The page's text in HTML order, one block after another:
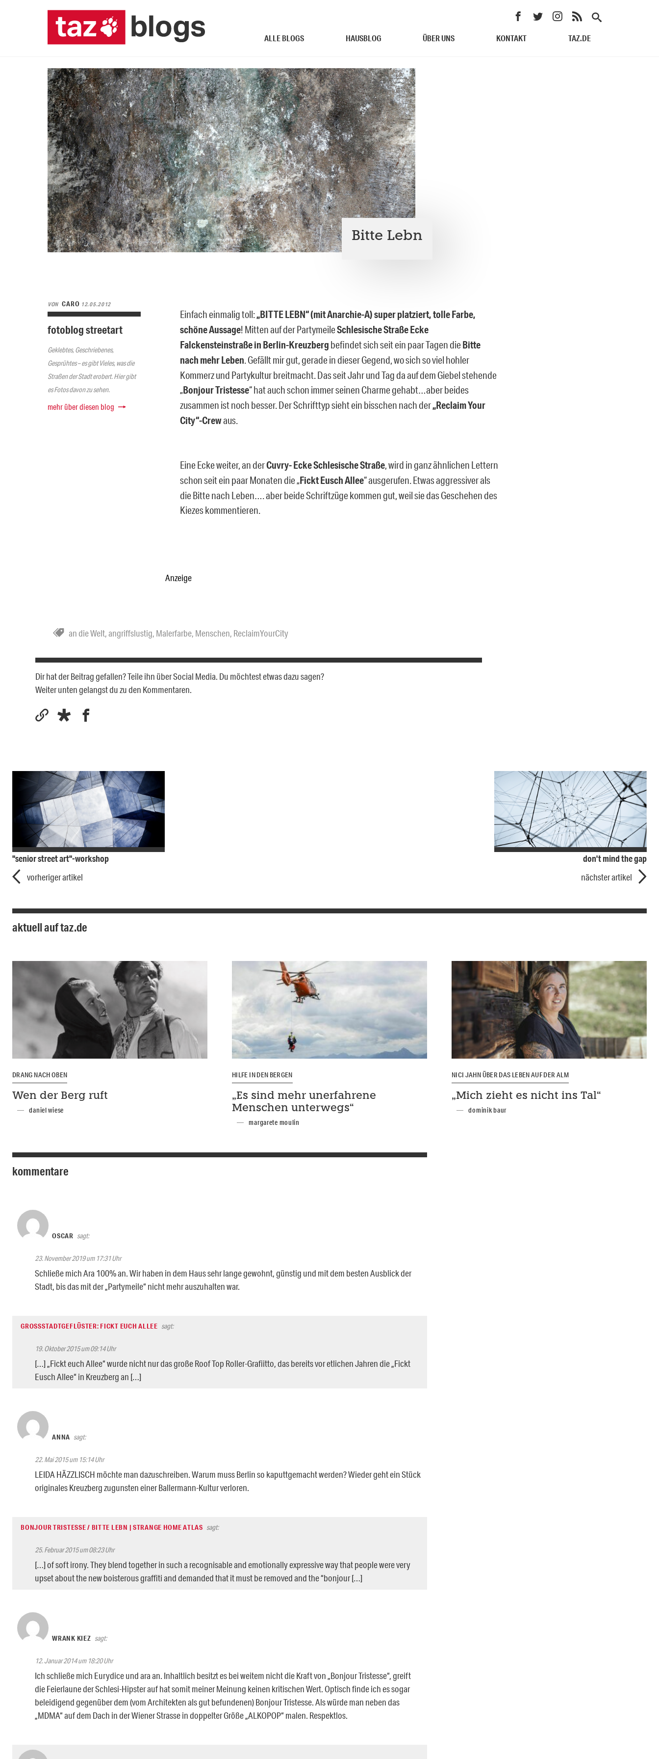
ALLE BLOGS HAUSBLOG ÜBER UNS KONTAKT TAZ.DE
Bitte Lebn
VON CARO 12.05.2012
fotoblog streetart
Geklebtes, Geschriebenes,
Gesprühtes – es gibt Vieles, was die
Straßen der Stadt erobert. Hier gibt
es Fotos davon zu sehen.
mehr über diesen blog
Einfach einmalig toll:„BITTE LEBN“ (mit Anarchie-A) super platziert, tolle Farbe,
schöne Aussage! Mitten auf der PartymeileSchlesische Straße Ecke
Falckensteinstraße in Berlin-Kreuzberg befindet sich seit ein paar Tagen dieBitte
nach mehr Leben. Gefällt mir gut, gerade in dieser Gegend, wo sich so viel hohler
Kommerz und Partykultur breitmacht. Das seit Jahr und Tag da auf dem Giebel stehende
„Bonjour Tristesse“ hat auch schon immer seinen Charme gehabt…aber beides
zusammen ist noch besser. Der Schrifttyp sieht ein bisschen nach der„Reclaim Your
City“-Crewaus.
Eine Ecke weiter, an derCuvry- Ecke Schlesische Straße, wird in ganz ähnlichen Lettern
schon seit ein paar Monaten die „Fickt Eusch Allee“ ausgerufen. Etwas aggressiver als
die Bitte nach Leben…. aber beide Schriftzüge kommen gut, weil sie das Geschehen des
Kiezes kommentieren.
Anzeige
an die Welt,angriffslustig, Malerfarbe, Menschen, ReclaimYourCity
Dir hat der Beitrag gefallen? Teile ihn über Social Media. Du möchtest etwas dazu sagen?
Weiter unten gelangst du zu den Kommentaren.
"senior street art"-workshop
vorheriger artikel
don't mind the gap
nächster artikel
aktuell auf taz.de
DRANG NACH OBEN
Wen der Berg ruft
daniel wiese
HILFE IN DEN BERGEN
„Es sind mehr unerfahrene
Menschen unterwegs“
margarete moulin
NICI JAHN ÜBER DAS LEBEN AUF DER ALM
„Mich zieht es nicht ins Tal“
dominik baur
kommentare
OSCAR sagt:
23. November 2019 um 17:31 Uhr
Schließe mich Ara 100% an. Wir haben in dem Haus sehr lange gewohnt, günstig und mit dem besten Ausblick der
Stadt, bis das mit der „Partymeile“ nicht mehr auszuhalten war.
GROSSSTADTGEFLÜSTER: FICKT EUCH ALLEE sagt:
19. Oktober 2015 um 09:14 Uhr
[…] „Fickt euch Allee“ wurde nicht nur das große Roof Top Roller-Grafiitto, das bereits vor etlichen Jahren die „Fickt
Eusch Allee“ in Kreuzberg an […]
ANNA sagt:
22. Mai 2015 um 15:14 Uhr
LEIDA HÄZZLISCH möchte man dazuschreiben. Warum muss Berlin so kaputtgemacht werden? Wieder geht ein Stück
originales Kreuzberg zugunsten einer Ballermann-Kultur verloren.
BONJOUR TRISTESSE / BITTE LEBN | STRANGE HOME ATLAS sagt:
25. Februar 2015 um 08:23 Uhr
[…] of soft irony. They blend together in such a recognisable and emotionally expressive way that people were very
upset about the new boisterous graffiti and demanded that it must be removed and the “bonjour […]
WRANK KIEZ sagt:
12. Januar 2014 um 18:20 Uhr
Ich schließe mich Eurydice und ara an. Inhaltlich besitzt es bei weitem nicht die Kraft von „Bonjour Tristesse“, greift
die Feierlaune der Schlesi-Hipster auf hat somit meiner Meinung keinen kritischen Wert. Optisch finde ich es sogar
beleidigend gegenüber dem (vom Architekten als gut befundenen) Bonjour Tristesse. Als würde man neben das
„MDMA“ auf dem Dach in der Wiener Strasse in doppelter Größe „ALKOPOP“ malen. Respektlos.